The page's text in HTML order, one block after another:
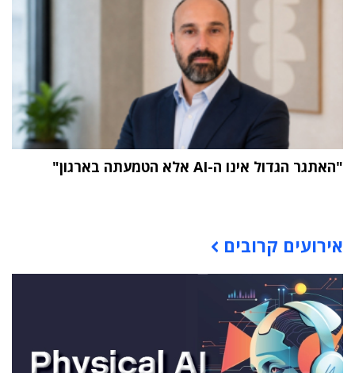
"האתגר הגדול אינו ה-AI אלא הטמעתה בארגון"
אירועים קרובים